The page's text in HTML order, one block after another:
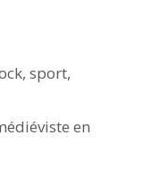
,sport,
en